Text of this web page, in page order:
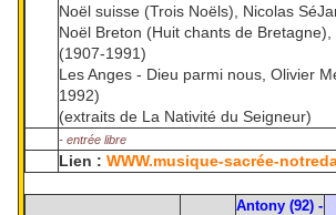
Noël suisse (Trois Noëls), Nicolas
Noël Breton (Huit chants de
(1907-1991)
Les Anges - Dieu parmi nous, Olivier
1992)
(extraits de La Nativité du Seigneur)
- entrée libre
Lien : WWW.musique-sacrée-
Antony (92) -